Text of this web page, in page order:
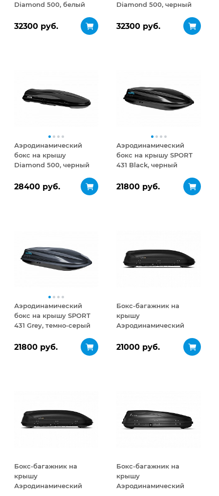
Diamond 500, белый
32300 руб.
Diamond 500, черный
32300 руб.
Аэродинамический
бокс на крышу
Diamond 500, черный
28400 руб.
Аэродинамический
бокс на крышу SPORT
431 Black, черный
21800 руб.
Аэродинамический
бокс на крышу SPORT
431 Grey, темно-серый
21800 руб.
Бокс-багажник на
крышу
Аэродинамический
21000 руб.
Бокс-багажник на
крышу
Аэродинамический
Бокс-багажник на
крышу
Аэродинамический